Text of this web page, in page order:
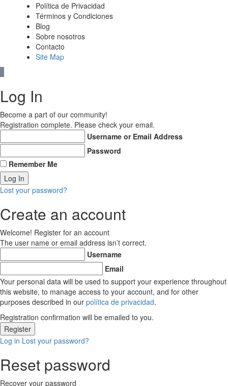
Cargar más
Política de Privacidad
Términos y Condiciones
Blog
Sobre nosotros
Contacto
Site Map
Log In
Become a part of our community!
Registration complete. Please check your email.
Username or Email Address
Password
Remember Me
Lost your password?
Create an account
Welcome! Register for an account
The user name or email address isn’t correct.
Username
Email
Your personal data will be used to support your experience throughout
this website, to manage access to your account, and for other
purposes described in our política de privacidad.
Registration confirmation will be emailed to you.
Log in Lost your password?
Reset password
Recover your password